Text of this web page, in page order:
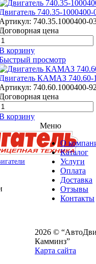
Двигатель 740.35-
Артикул: 740.35.1000400-
Договорная цена
корзину
просмотр
Двигатель КАМАЗ
Артикул: 740.60.1000400-
Договорная цена
корзину
Меню
О
Каталог
Услуги
Оплата
Доставка
Отзывы
Контакты
2026 ©
Камминз”
Карта сайта